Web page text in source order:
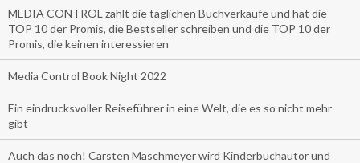
MEDIA CONTROL zählt die täglichen Buchverkäufe und hat die
TOP 10 der Promis, die Bestseller schreiben und die TOP 10 der
Promis, die keinen interessieren
Media Control Book Night 2022
Ein eindrucksvoller Reiseführer in eine Welt, die es so nicht mehr
gibt
Auch das noch! Carsten Maschmeyer wird Kinderbuchautor und